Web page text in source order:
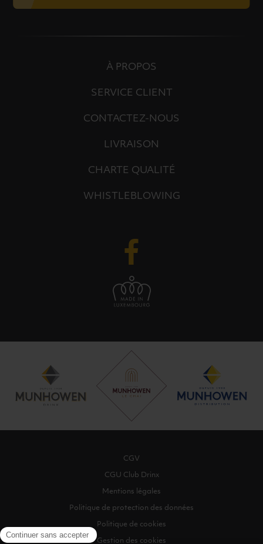
À PROPOS
SERVICE CLIENT
CONTACTEZ-NOUS
LIVRAISON
CHARTE QUALITÉ
WHISTLEBLOWING
CGV
CGU Club Drinx
Mentions légales
Politique de protection des données
Politique de cookies
Gestion des cookies